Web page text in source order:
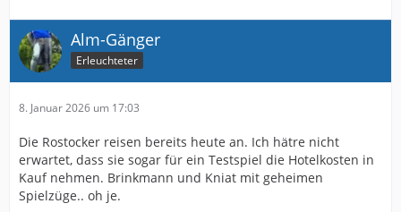
Alm-Gänger
Erleuchteter
8. Januar 2026 um 17:03
Die Rostocker reisen bereits heute an. Ich hätre nicht
erwartet, dass sie sogar für ein Testspiel die Hotelkosten in
Kauf nehmen. Brinkmann und Kniat mit geheimen
Spielzüge.. oh je.